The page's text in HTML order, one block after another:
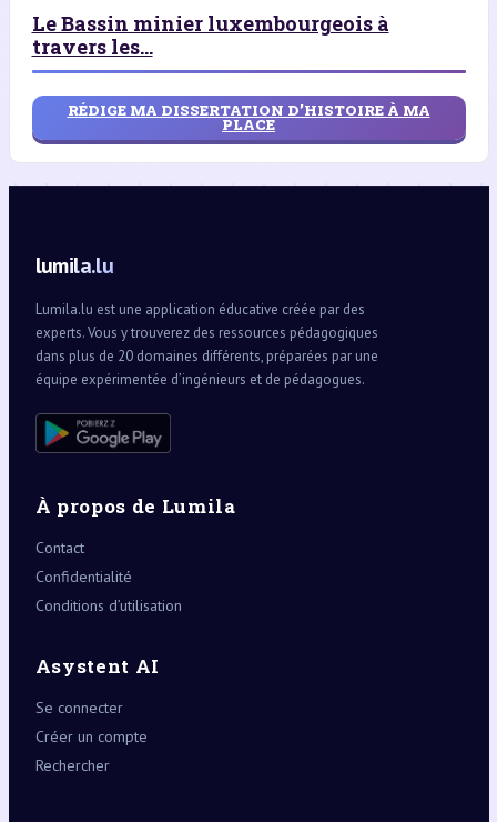
Le Bassin minier luxembourgeois à
travers les...
RÉDIGE MA DISSERTATION D’HISTOIRE À MA
PLACE
lumila.lu
Lumila.lu est une application éducative créée par des
experts. Vous y trouverez des ressources pédagogiques
dans plus de 20 domaines différents, préparées par une
équipe expérimentée d’ingénieurs et de pédagogues.
À propos de Lumila
Contact
Confidentialité
Conditions d’utilisation
Asystent AI
Se connecter
Créer un compte
Rechercher